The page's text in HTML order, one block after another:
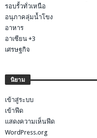
รอบรั้วทั่วเหนือ
อนุภาคลุ่มน้ำโขง
อาหาร
อาเซียน +3
เศรษฐกิจ
นิยาม
เข้าสู่ระบบ
เข้าฟีด
แสดงความเห็นฟีด
WordPress.org